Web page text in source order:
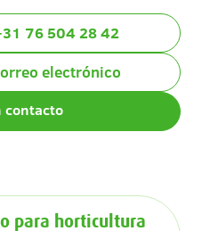
76 504 28 42
electrónico
contacto
para horticultura